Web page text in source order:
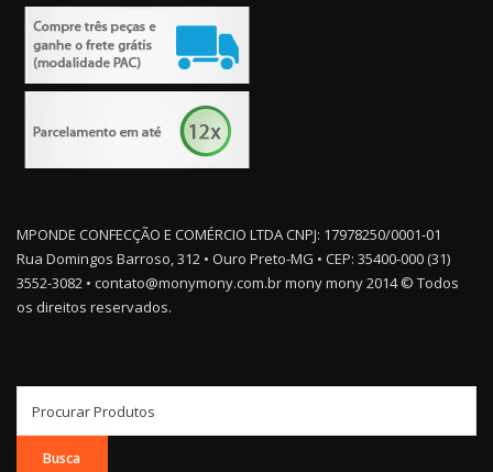
MPONDE CONFECÇÃO E COMÉRCIO LTDA CNPJ: 17978250/0001-01
Rua Domingos Barroso, 312 • Ouro Preto-MG • CEP: 35400-000 (31)
3552-3082 • contato@monymony.com.br mony mony 2014 © Todos
os direitos reservados.
for: